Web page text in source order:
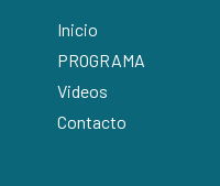
Inicio
PROGRAMA
Videos
Contacto